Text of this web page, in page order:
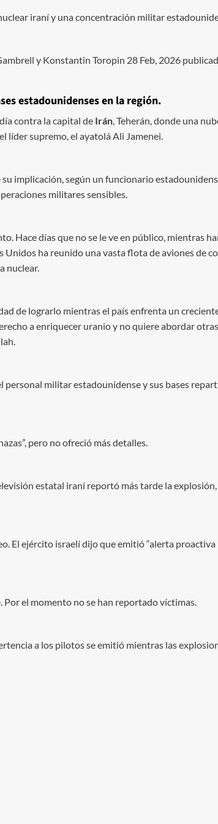
iraní y una concentración militar
y Konstantin Toropin 28 Feb, 2026
estadounidenses en la región.
contra la capital de Irán, Teherán, donde una
líder supremo, el ayatolá Ali Jamenei.
implicación, según un funcionario
militares sensibles.
Hace días que no se le ve en público, mientras
ha reunido una vasta flota de aviones de
nuclear.
de lograrlo mientras el país enfrenta un
a enriquecer uranio y no quiere abordar
militar estadounidense y sus bases
pero no ofreció más detalles.
estatal iraní reportó más tarde la
El ejército israelí dijo que emitió “alerta
Por el momento no se han reportado víctimas.
a los pilotos se emitió mientras las